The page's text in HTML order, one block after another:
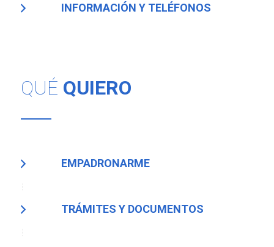
INFORMACIÓN Y TELÉFONOS
QUÉ QUIERO
EMPADRONARME
TRÁMITES Y DOCUMENTOS